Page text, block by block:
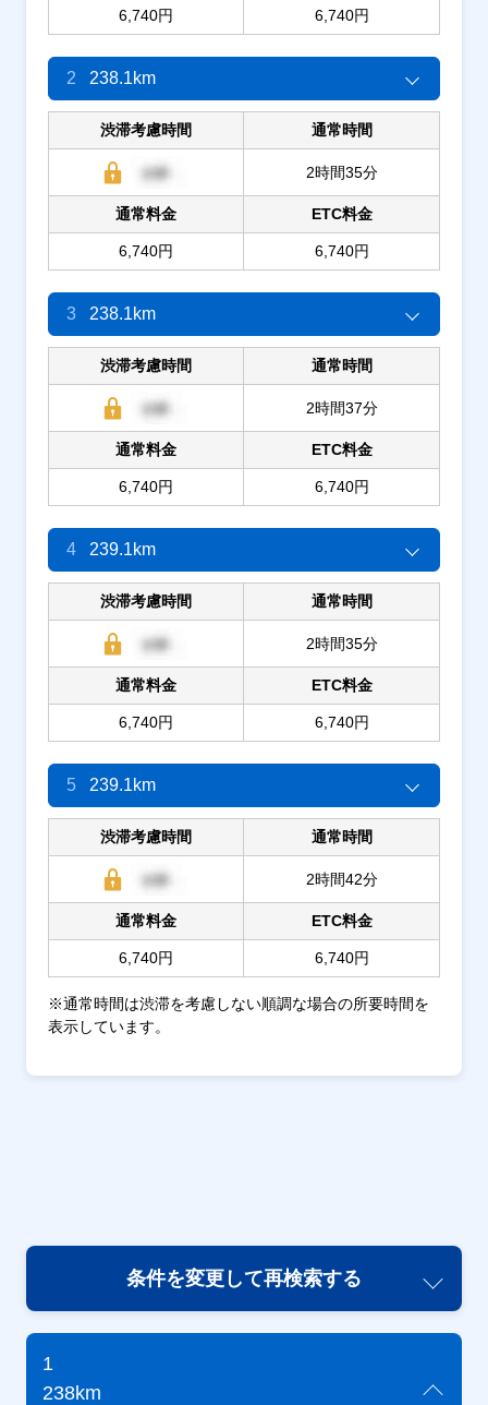
6,740円 6,740円
2 238.1km
渋滞考慮時間 通常時間
2時間35分
通常料金
6,740円
ETC料金
6,740円
3 238.1km
渋滞考慮時間 通常時間
2時間37分
通常料金
6,740円
ETC料金
6,740円
4 239.1km
渋滞考慮時間 通常時間
2時間35分
通常料金
6,740円
ETC料金
6,740円
5 239.1km
渋滞考慮時間 通常時間
2時間42分
通常料金
6,740円
ETC料金
6,740円
※通常時間は渋滞を考慮しない順調な場合の所要時間を
表示しています。
条件を変更して再検索する
1
238km